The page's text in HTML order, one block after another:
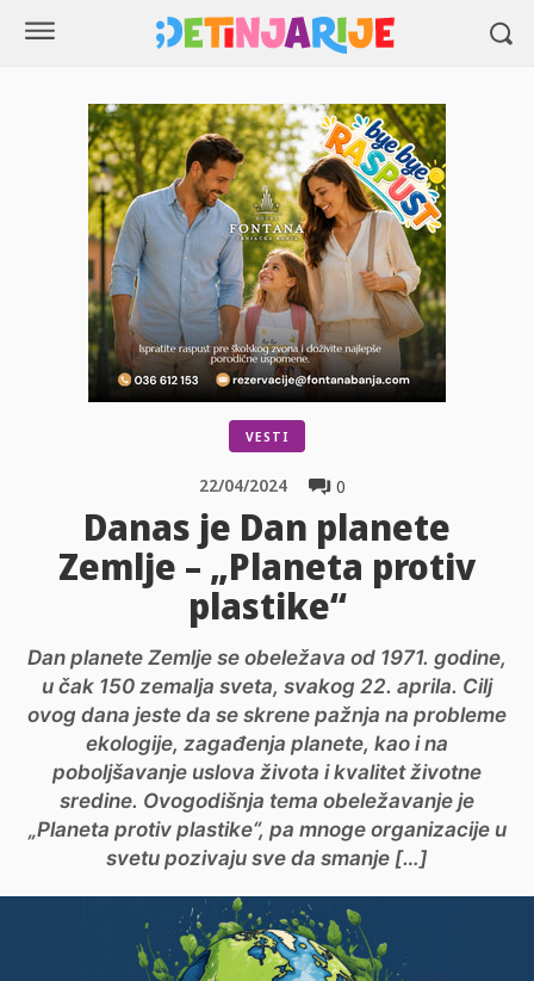
VESTI
0
22/04/2024
Danas je Dan planete
Zemlje – „Planeta protiv
plastike“
Dan planete Zemlje se obeležava od 1971. godine,
u čak 150 zemalja sveta, svakog 22. aprila. Cilj
ovog dana jeste da se skrene pažnja na probleme
ekologije, zagađenja planete, kao i na
poboljšavanje uslova života i kvalitet životne
sredine. Ovogodišnja tema obeležavanje je
„Planeta protiv plastike“, pa mnoge organizacije u
svetu pozivaju sve da smanje […]